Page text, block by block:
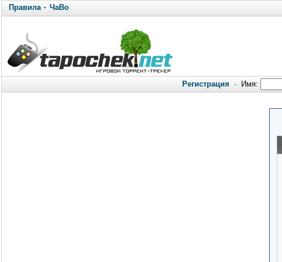
Правила· ЧаВо
Регистрация · Имя: